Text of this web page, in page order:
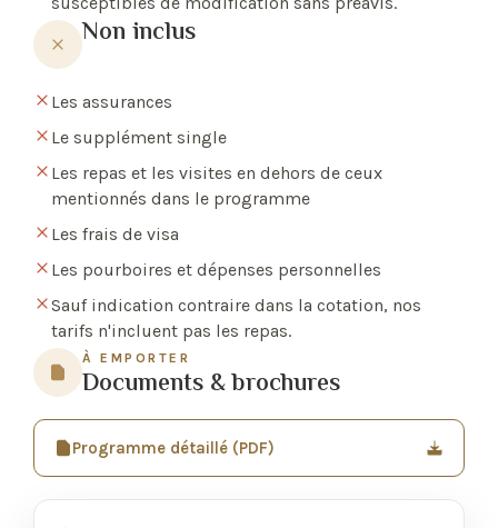
Non inclus
Les assurances
Le supplément single
Les repas et les visites en dehors de ceux
mentionnés dans le programme
Les frais de visa
Les pourboires et dépenses personnelles
Sauf indication contraire dans la cotation, nos
tarifs n'incluent pas les repas.
À EMPORTER
Documents & brochures
Programme détaillé (PDF)